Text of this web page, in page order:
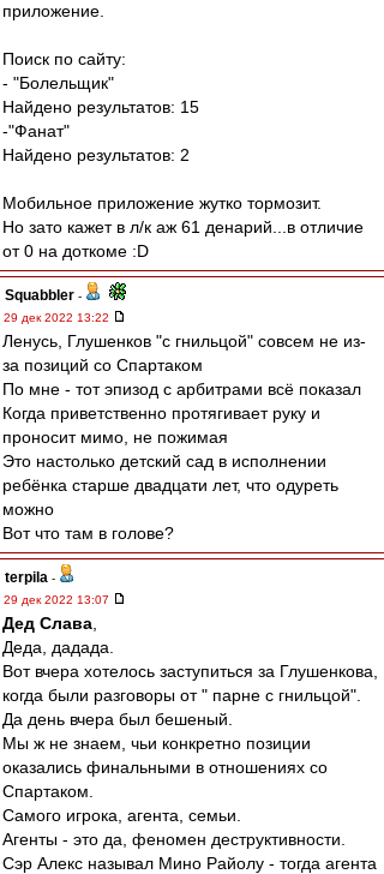
приложение.
Поиск по сайту:
- "Болельщик"
Найдено результатов: 15
-"Фанат"
Найдено результатов: 2
Мобильное приложение жутко тормозит.
Но зато кажет в л/к аж 61 денарий...в отличие
от 0 на доткоме :D
Squabbler -
29 дек 2022 13:22
Ленусь, Глушенков "с гнильцой" совсем не из-
за позиций со Спартаком
По мне - тот эпизод с арбитрами всё показал
Когда приветственно протягивает руку и
проносит мимо, не пожимая
Это настолько детский сад в исполнении
ребёнка старше двадцати лет, что одуреть
можно
Вот что там в голове?
terpila -
29 дек 2022 13:07
Дед Слава
Деда, дадада.
Вот вчера хотелось заступиться за Глушенкова,
когда были разговоры от " парне с гнильцой".
Да день вчера был бешеный.
Мы ж не знаем, чьи конкретно позиции
оказались финальными в отношениях со
Спартаком.
Самого игрока, агента, семьи.
Агенты - это да, феномен деструктивности.
Сэр Алекс называл Мино Райолу - тогда агента